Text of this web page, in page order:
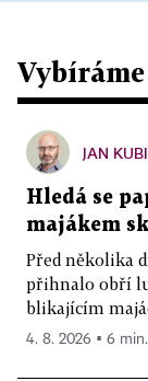
JAN
Hledá se
majákem
Před několika
přihnalo obří
blikajícím
4. 8. 2026 ▪ 6